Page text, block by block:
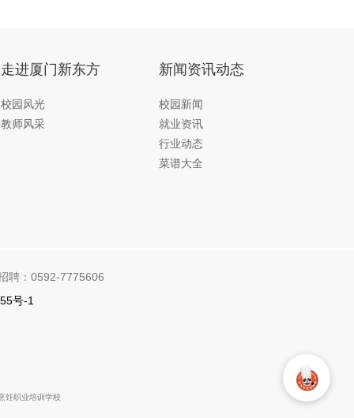
走进厦门新东方
校园风光
教师风采
新闻资讯动态
校园新闻
就业资讯
行业动态
菜谱大全
聘：0592-7775606
号-1
饪职业培训学校